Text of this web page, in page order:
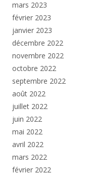
mars 2023
février 2023
janvier 2023
décembre 2022
novembre 2022
octobre 2022
septembre 2022
août 2022
juillet 2022
juin 2022
mai 2022
avril 2022
mars 2022
février 2022